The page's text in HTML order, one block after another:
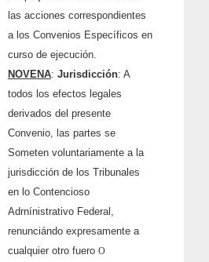
las acciones correspondientes
a los Convenios Específicos en
curso de ejecución.
NOVENA: Jurisdicción: A
todos los efectos legales
derivados del presente
Convenio, las partes se
Someten voluntariamente a la
jurisdicción de los Tribunales
en lo Contencioso
Adrnínistrativo Federal,
renunciándo expresamente a
cualquier otro fuero O